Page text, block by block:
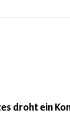
droht ein